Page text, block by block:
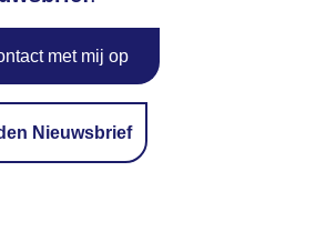
met mij op
Nieuwsbrief